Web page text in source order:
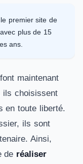
premier site de
plus de 15
ans.
maintenant
ils choisissent
en toute liberté.
ils sont
Ainsi,
de réaliser